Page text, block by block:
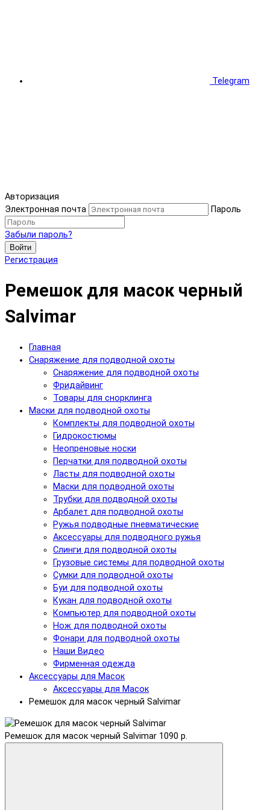
Telegram
Авторизация
Электронная почта
Пароль
Забыли пароль?
Войти
Регистрация
Ремешок для масок черный
Salvimar
Главная
Снаряжение для подводной охоты
Снаряжение для подводной охоты
Фридайвинг
Товары для снорклинга
Маски для подводной охоты
Комплекты для подводной охоты
Гидрокостюмы
Неопреновые носки
Перчатки для подводной охоты
Ласты для подводной охоты
Маски для подводной охоты
Трубки для подводной охоты
Арбалет для подводной охоты
Ружья подводные пневматические
Аксессуары для подводного ружья
Слинги для подводной охоты
Грузовые системы для подводной охоты
Сумки для подводной охоты
Буи для подводной охоты
Кукан для подводной охоты
Компьютер для подводной охоты
Нож для подводной охоты
Фонари для подводной охоты
Наши Видео
Фирменная одежда
Аксессуары для Масок
Аксессуары для Масок
Ремешок для масок черный Salvimar
Ремешок для масок черный Salvimar 1090 р.